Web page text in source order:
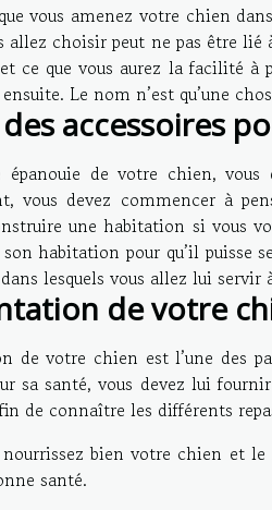
vous amenez votre chien
allez choisir peut ne pas être lié
ce que vous aurez la facilité à
Le nom n’est qu’une
des accessoires
épanouie de votre chien,
vous devez commencer à
une habitation si vous
habitation pour qu’il puisse
lesquels vous allez lui
de votre
de votre chien est l’une des
sa santé, vous devez lui
de connaître les différents
nourrissez bien votre chien et
santé.